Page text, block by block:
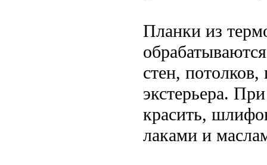
Планки из
стен,
экстерьера.
красить,
лаками и